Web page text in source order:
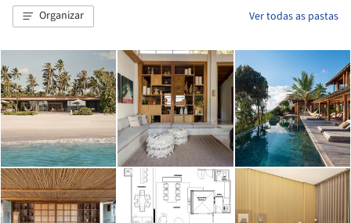
Organizar Ver todas as pastas